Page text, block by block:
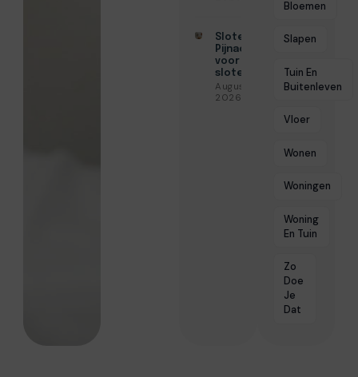
Slotenmaker
Pijnacker
voor snelle
slotenservice
Augustus 3,
2026
Bloemen
Slapen
Tuin En
Buitenleven
Vloer
Wonen
Woningen
Woning
En Tuin
Zo
Doe
Je
Dat